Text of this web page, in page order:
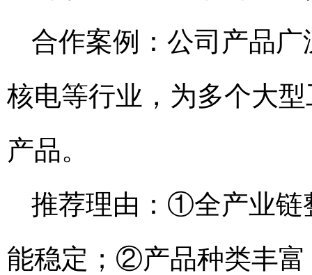
合作案例：公司产品
核电等行业，为多个大
产品。
推荐理由：①全产业链
能稳定；②产品种类丰富